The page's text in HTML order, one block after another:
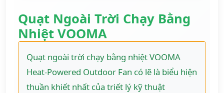
Quạt Ngoài Trời Chạy Bằng
Nhiệt VOOMA
Quạt ngoài trời chạy bằng nhiệt VOOMA
Heat-Powered Outdoor Fan có lẽ là biểu hiện
thuần khiết nhất của triết lý kỹ thuật